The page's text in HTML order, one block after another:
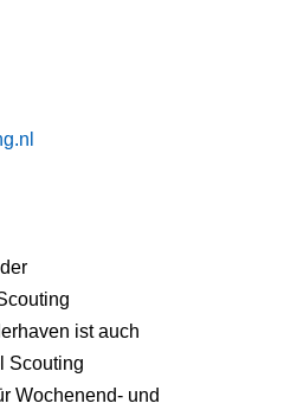
ist auch
Scouting
Wochenend- und